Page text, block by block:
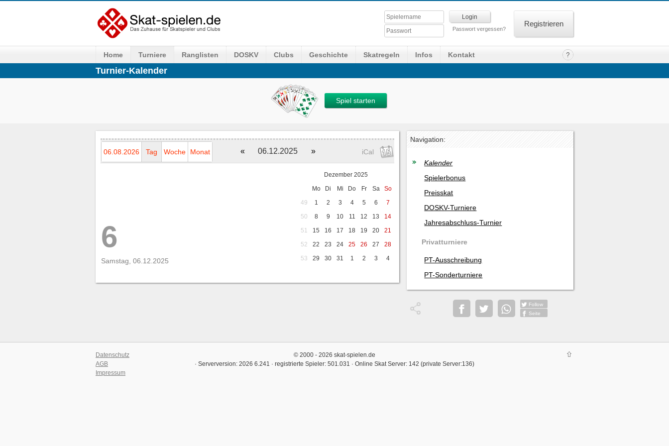
Passwort vergessen?
Registrieren
Home Turniere Ranglisten DOSKV Clubs Geschichte Skatregeln Infos Kontakt
Turnier-Kalender
Spiel starten
06.08.2026 Tag Woche Monat « 06.12.2025 » iCal
6
Samstag, 06.12.2025
Dezember 2025
Mo
Di Mi Do Fr Sa
So
49
1 2 3 4 5 6
7
50
8 9 10 11 12 13
14
51
15 16 17 18 19 20
21
52
22 23 24 25 26 27
28
53
29 30 31 1 2 3 4
Navigation:
Kalender
Spielerbonus
Preisskat
DOSKV-Turniere
Jahresabschluss-Turnier
Privatturniere
PT-Ausschreibung
PT-Sonderturniere
Follow
Seite
Datenschutz
AGB
Impressum
© 2000 - 2026 skat-spielen.de
· Serverversion: 2026 6.241 · registrierte Spieler: 501.031 · Online Skat Server: 142 (private Server:136)